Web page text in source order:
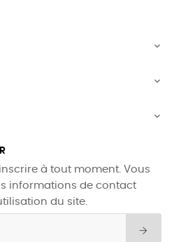



à tout moment. Vous
informations de contact
du site.